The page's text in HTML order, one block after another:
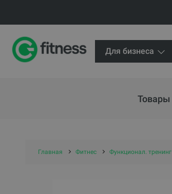
Для бизнеса
Товары
Главная Фитнес Функционал. тренинг